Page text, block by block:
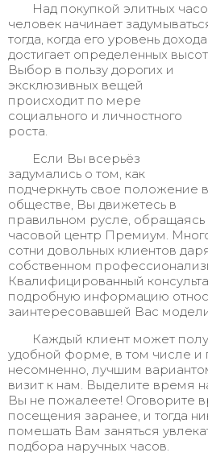
Над покупкой элитных
человек начинает
тогда, когда его уровень дохода
достигает определенных
Выбор в пользу дорогих и
эксклюзивных вещей
происходит по мере
социального и личностного
роста.
Если Вы всерьёз
задумались о том, как
подчеркнуть свое положение в
обществе, Вы движетесь в
правильном русле, обращаясь
часовой центр Премиум.
сотни довольных клиентов
собственном
Квалифицированный
подробную информацию
заинтересовавшей Вас
Каждый клиент может
удобной форме, в том числе и
несомненно, лучшим
визит к нам. Выделите время
Вы не пожалеете! Оговорите
посещения заранее, и тогда
помешать Вам заняться
подбора наручных часов.